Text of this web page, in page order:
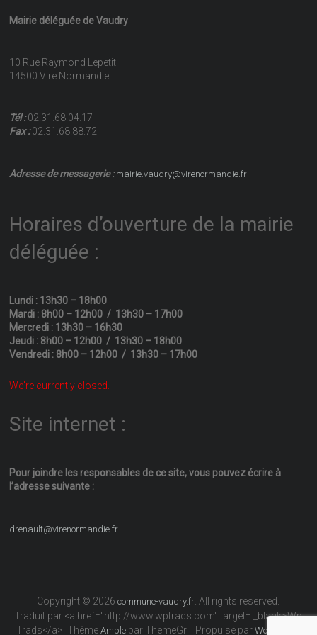
Mairie déléguée de Vaudry
10 Rue Raymond Lepetit
14500 Vire Normandie
Tél :02.31.68.04.17
Fax :02.31.68.88.72
Adresse de messagerie :mairie.vaudry@virenormandie.fr
Horaires d’ouverture de la mairie
déléguée :
Lundi : 13h30 – 18h00
Mardi : 8h00 – 12h00 / 13h30 – 17h00
Mercredi : 13h30 – 16h30
Jeudi : 8h00 – 12h00 / 13h30 – 18h00
Vendredi : 8h00 – 12h00 / 13h30 – 17h00
We're currently closed.
Site internet :
Pour joindre les responsables de ce site, vous pouvez écrire à
l’adresse suivante :
drenault@virenormandie.fr
Copyright © 2026commune-vaudry.fr . All rights reserved.
Traduit par <a href="http://www.wptrads.com" target= _blank>Wp
Trads</a>. ThèmeAmple par ThemeGrill Propulsé parWordPress